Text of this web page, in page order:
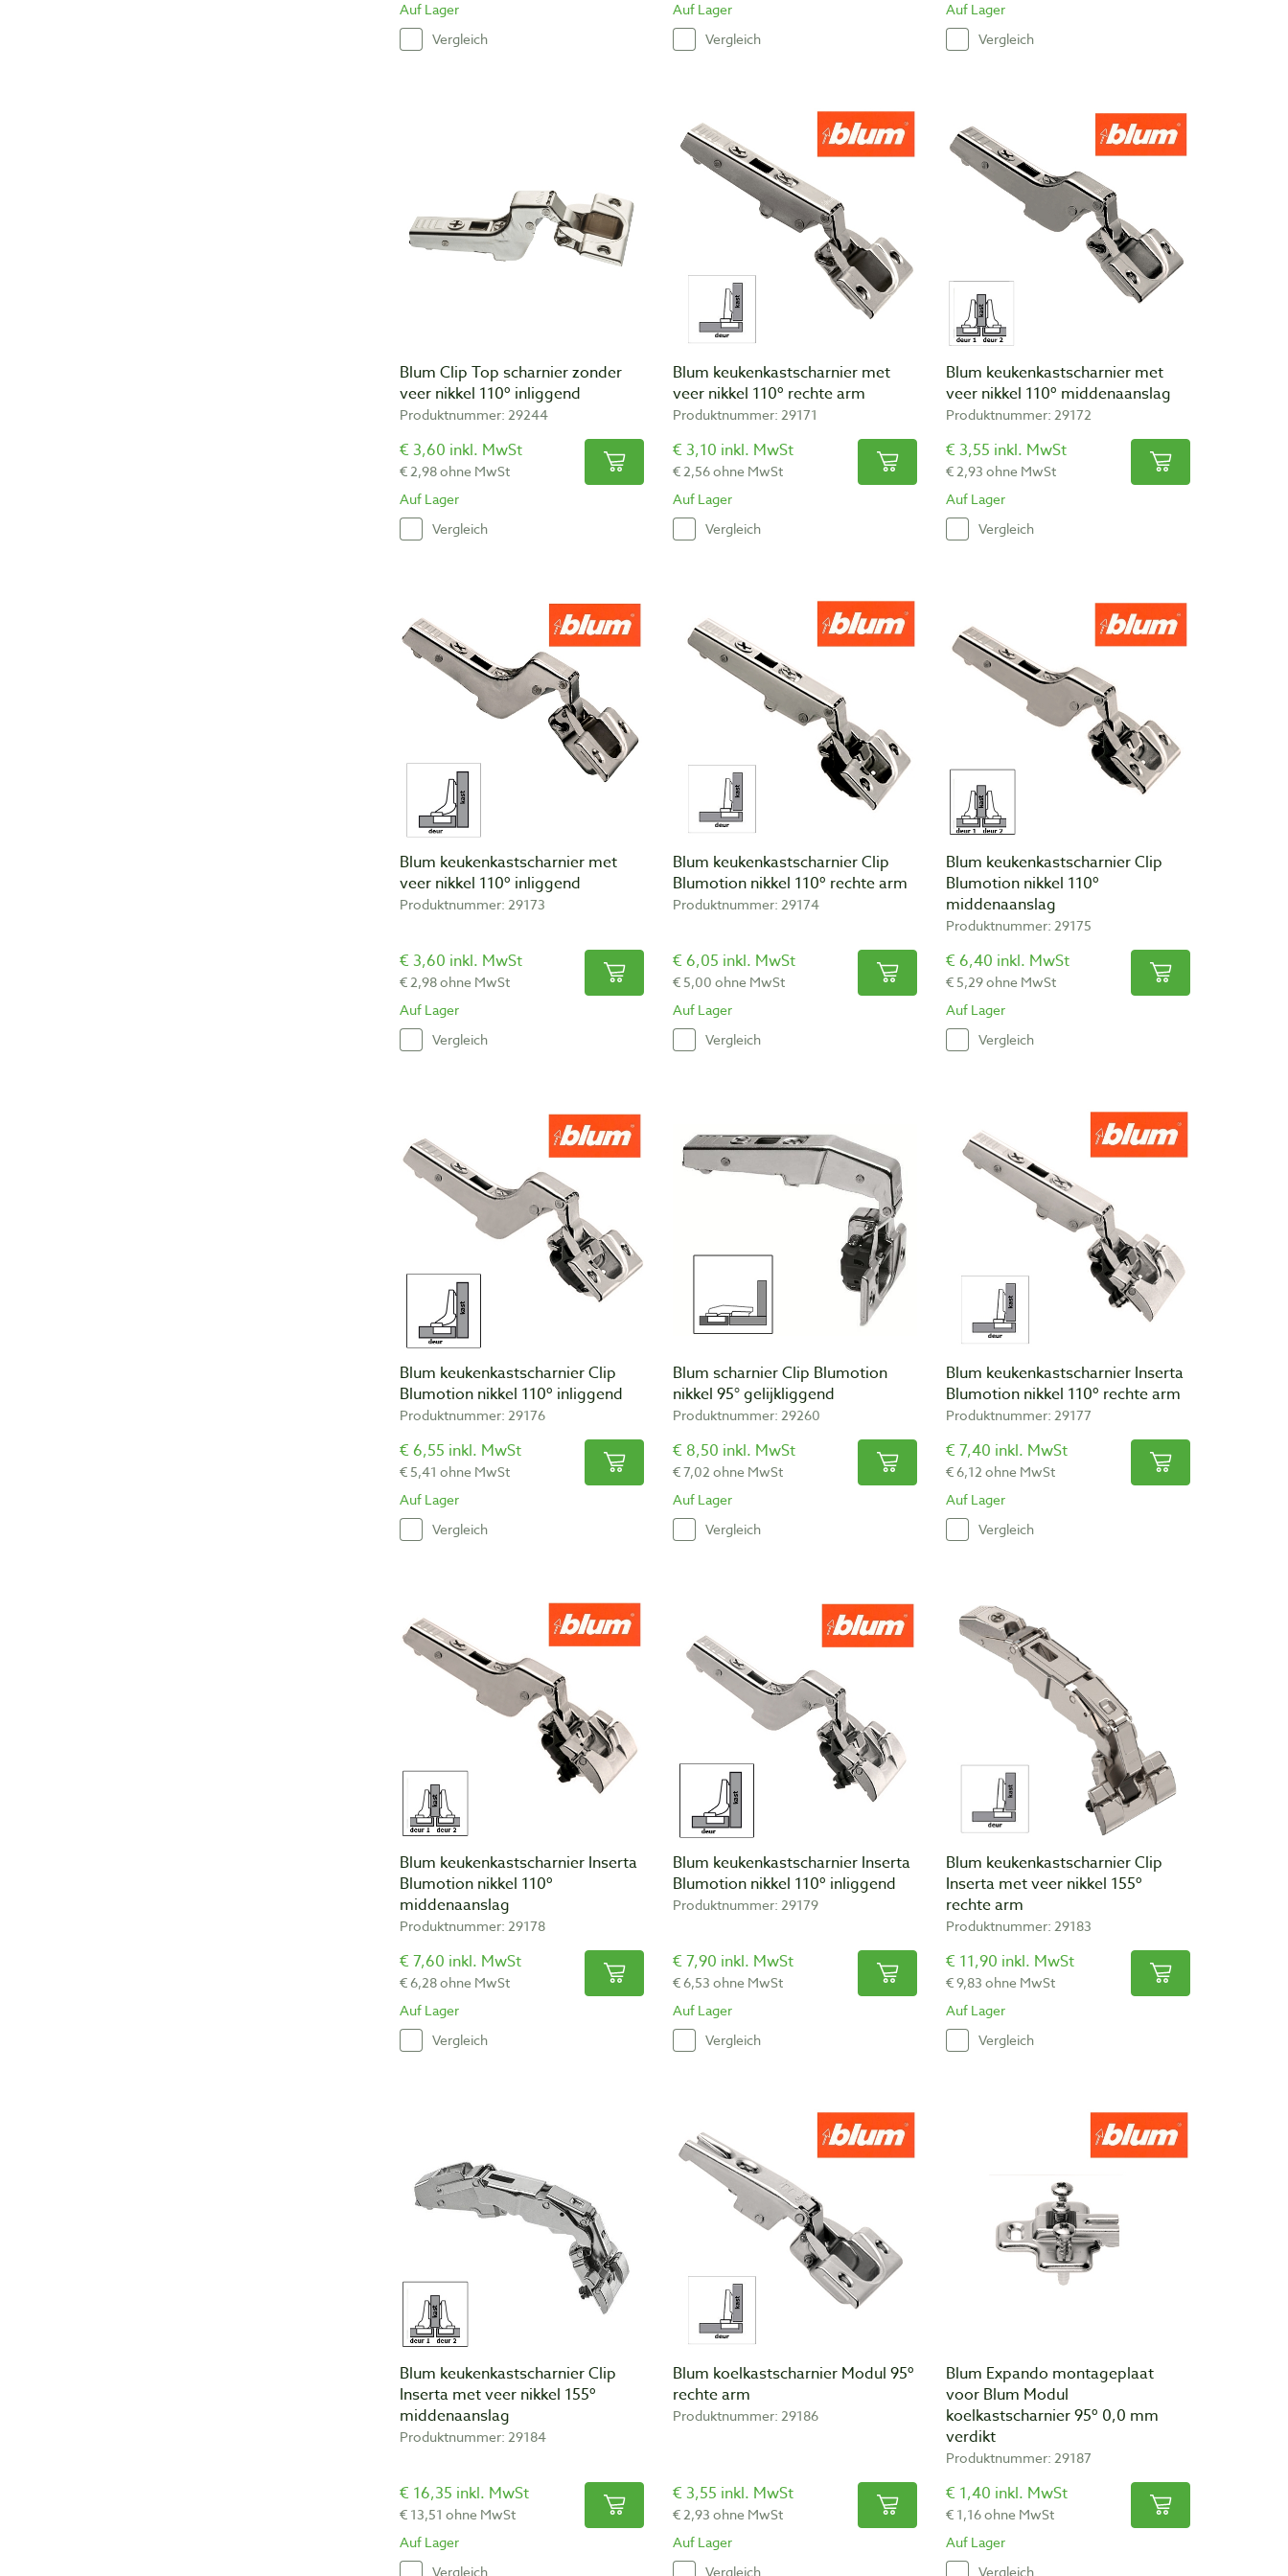
Auf Lager
Vergleich
Auf Lager
Vergleich
Auf Lager
Vergleich
Blum Clip Top scharnier zonder
veer nikkel 110º inliggend
Produktnummer: 29244
€ 3,60 inkl. MwSt
€ 2,98 ohne MwSt
Auf Lager
Vergleich
Blum keukenkastscharnier met
veer nikkel 110º rechte arm
Produktnummer: 29171
€ 3,10 inkl. MwSt
€ 2,56 ohne MwSt
Auf Lager
Vergleich
Blum keukenkastscharnier met
veer nikkel 110º middenaanslag
Produktnummer: 29172
€ 3,55 inkl. MwSt
€ 2,93 ohne MwSt
Auf Lager
Vergleich
Blum keukenkastscharnier met
veer nikkel 110º inliggend
Produktnummer: 29173
€ 3,60 inkl. MwSt
€ 2,98 ohne MwSt
Auf Lager
Vergleich
Blum keukenkastscharnier Clip
Blumotion nikkel 110º rechte arm
Produktnummer: 29174
€ 6,05 inkl. MwSt
€ 5,00 ohne MwSt
Auf Lager
Vergleich
Blum keukenkastscharnier Clip
Blumotion nikkel 110º
middenaanslag
Produktnummer: 29175
€ 6,40 inkl. MwSt
€ 5,29 ohne MwSt
Auf Lager
Vergleich
Blum keukenkastscharnier Clip
Blumotion nikkel 110º inliggend
Produktnummer: 29176
€ 6,55 inkl. MwSt
€ 5,41 ohne MwSt
Auf Lager
Vergleich
Blum scharnier Clip Blumotion
nikkel 95° gelijkliggend
Produktnummer: 29260
€ 8,50 inkl. MwSt
€ 7,02 ohne MwSt
Auf Lager
Vergleich
Blum keukenkastscharnier Inserta
Blumotion nikkel 110º rechte arm
Produktnummer: 29177
€ 7,40 inkl. MwSt
€ 6,12 ohne MwSt
Auf Lager
Vergleich
Blum keukenkastscharnier Inserta
Blumotion nikkel 110º
middenaanslag
Produktnummer: 29178
€ 7,60 inkl. MwSt
€ 6,28 ohne MwSt
Auf Lager
Vergleich
Blum keukenkastscharnier Inserta
Blumotion nikkel 110º inliggend
Produktnummer: 29179
€ 7,90 inkl. MwSt
€ 6,53 ohne MwSt
Auf Lager
Vergleich
Blum keukenkastscharnier Clip
Inserta met veer nikkel 155º
rechte arm
Produktnummer: 29183
€ 11,90 inkl. MwSt
€ 9,83 ohne MwSt
Auf Lager
Vergleich
Blum keukenkastscharnier Clip
Inserta met veer nikkel 155º
middenaanslag
Produktnummer: 29184
€ 16,35 inkl. MwSt
€ 13,51 ohne MwSt
Auf Lager
Vergleich
Blum koelkastscharnier Modul 95º
rechte arm
Produktnummer: 29186
€ 3,55 inkl. MwSt
€ 2,93 ohne MwSt
Auf Lager
Vergleich
Blum Expando montageplaat
voor Blum Modul
koelkastscharnier 95º 0,0 mm
verdikt
Produktnummer: 29187
€ 1,40 inkl. MwSt
€ 1,16 ohne MwSt
Auf Lager
Vergleich